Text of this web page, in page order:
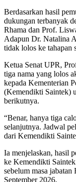
Berdasarkan hasil
dukungan terbanyak
Rhama dan Prof.
Adapun Dr. Natalina
tidak lolos ke tahapan
Ketua Senat UPR,
tiga nama yang lolos
kepada Kementerian
(Kemendikti Saintek)
berikutnya.
“Benar, hanya tiga
selanjutnya. Jadwal
dari Kemendikti
Ia menjelaskan, hasil
ke Kemendikti
sebelum masa
September 2026.